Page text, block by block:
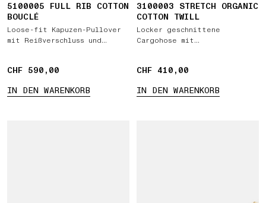
5100005 FULL RIB COTTON
BOUCLÉ
Loose-fit Kapuzen-Pullover
mit Reißverschluss und
CHF 590,00
CHF 590,00
IN DEN WARENKORB
3100003 STRETCH ORGANIC
COTTON TWILL
Locker geschnittene
Cargohose mit
CHF 410,00
CHF 410,00
IN DEN WARENKORB